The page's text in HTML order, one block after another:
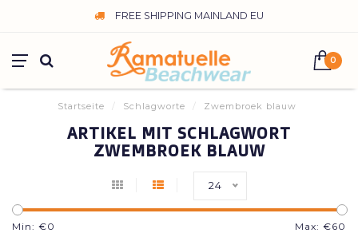
FREE SHIPPING MAINLAND EU
0
Startseite / Schlagworte / Zwembroek blauw
ARTIKEL MIT SCHLAGWORT
ZWEMBROEK BLAUW
24
Min: €0 Max: €60